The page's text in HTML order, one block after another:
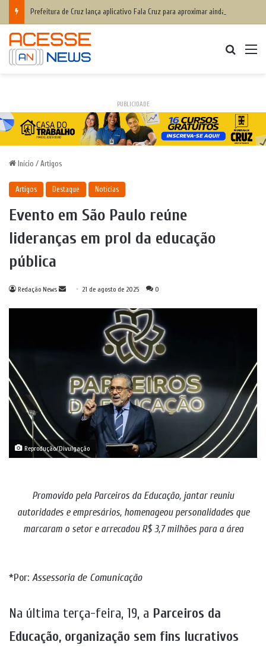
PUBLICIDADE
Início / Artigos
Artigos Destaque Notícias
Evento em São Paulo reúne
lideranças em prol da educação
pública
Redação News
Mande21 de agosto de 2025 0
Reprodução/Divulgação
Promovido pela Parceiros da Educação, jantar reuniu
autoridades e empresários, homenageou personalidades que
marcaram o setor e arrecadou R$ 3,7 milhões para a área
*Por: Assessoria de Comunicação
Na última terça-feira, 19, a Parceiros da
Educação, organização sem fins lucrativos